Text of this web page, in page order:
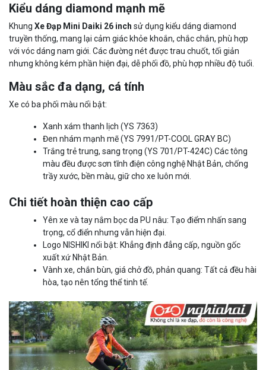
Kiểu dáng diamond mạnh mẽ
Khung Xe Đạp Mini Daiki 26 inch sử dụng kiểu dáng diamond
truyền thống, mang lại cảm giác khỏe khoắn, chắc chắn, phù hợp
với vóc dáng nam giới. Các đường nét được trau chuốt, tối giản
nhưng không kém phần hiện đại, dễ phối đồ, phù hợp nhiều độ tuổi.
Màu sắc đa dạng, cá tính
Xe có ba phối màu nổi bật:
Xanh xám thanh lịch (YS 7363)
Đen nhám mạnh mẽ (YS 7991/PT-COOL GRAY BC)
Trắng trẻ trung, sang trọng (YS 701/PT-424C) Các tông
màu đều được sơn tĩnh điện công nghệ Nhật Bản, chống
trầy xước, bền màu, giữ cho xe luôn mới.
Chi tiết hoàn thiện cao cấp
Yên xe và tay nắm bọc da PU nâu: Tạo điểm nhấn sang
trọng, cổ điển nhưng vẫn hiện đại.
Logo NISHIKI nổi bật: Khẳng định đẳng cấp, nguồn gốc
xuất xứ Nhật Bản.
Vành xe, chắn bùn, giá chở đồ, phản quang: Tất cả đều hài
hòa, tạo nên tổng thể tinh tế.